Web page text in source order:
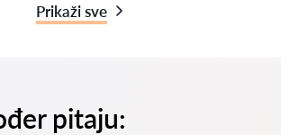
Prikaži sve
pitaju: